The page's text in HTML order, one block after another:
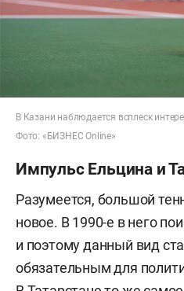
В Казани наблюдается всплеск
Фото: «БИЗНЕС Online»
Импульс Ельцина и
Разумеется, большой
новое. В 1990-е в него
и поэтому данный вид
обязательным для